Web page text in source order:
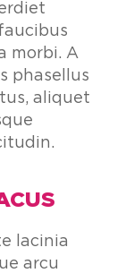
morbi. A
phasellus
aliquet
lacinia
arcu